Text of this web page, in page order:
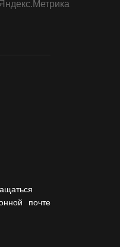
почте